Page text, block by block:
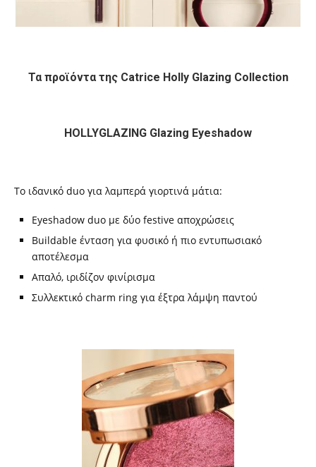
Τα προϊόντα της Catrice Holly Glazing Collection
HOLLYGLAZING Glazing Eyeshadow
Το ιδανικό duo για λαμπερά γιορτινά μάτια:
Eyeshadow duo με δύο festive αποχρώσεις
Buildable ένταση για φυσικό ή πιο εντυπωσιακό
αποτέλεσμα
Απαλό, ιριδίζον φινίρισμα
Συλλεκτικό charm ring για έξτρα λάμψη παντού